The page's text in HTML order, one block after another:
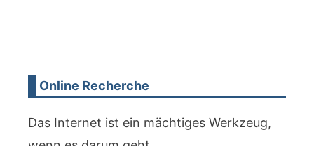
Online Recherche
Das Internet ist ein mächtiges Werkzeug,